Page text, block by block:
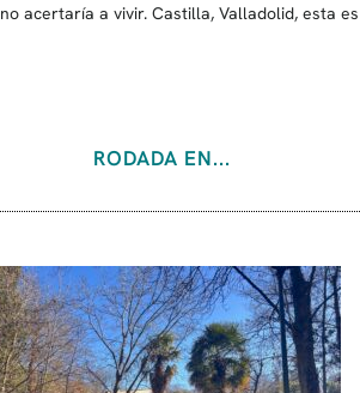
no acertaría a vivir. Castilla, Valladolid, esta
RODADA EN...